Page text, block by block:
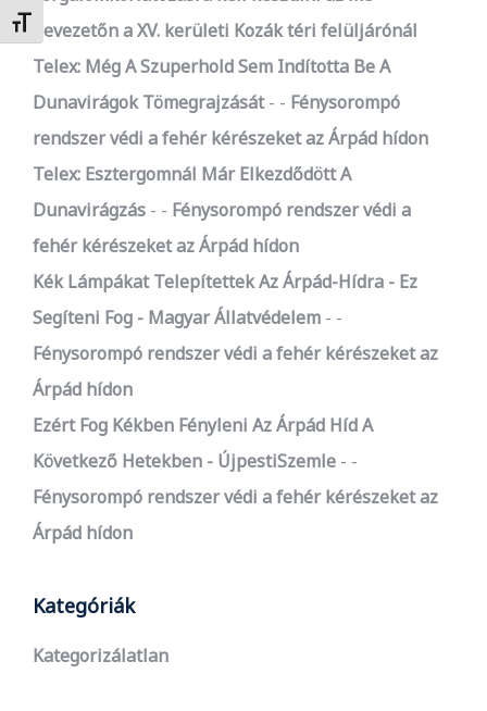
Betűméret váltása
bevezetőn a XV. kerületi Kozák téri felüljárónál
Telex: Még A Szuperhold Sem Indította Be A
Dunavirágok Tömegrajzását
- Fénysorompó
rendszer védi a fehér kérészeket az Árpád hídon
Telex: Esztergomnál Már Elkezdődött A
Dunavirágzás
- Fénysorompó rendszer védi a
fehér kérészeket az Árpád hídon
Kék Lámpákat Telepítettek Az Árpád-Hídra - Ez
Segíteni Fog - Magyar Állatvédelem
-
Fénysorompó rendszer védi a fehér kérészeket az
Árpád hídon
Ezért Fog Kékben Fényleni Az Árpád Híd A
Következő Hetekben - ÚjpestiSzemle
-
Fénysorompó rendszer védi a fehér kérészeket az
Árpád hídon
Kategóriák
Kategorizálatlan